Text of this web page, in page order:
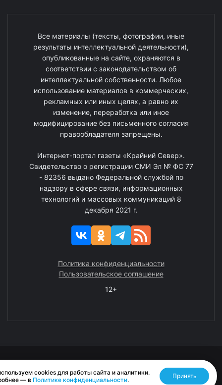
Все материалы (тексты, фотографии, иные
результаты интеллектуальной деятельности),
опубликованные на сайте, охраняются в
соответствии с законодательством об
интеллектуальной собственности. Любое
использование материалов в коммерческих,
рекламных или иных целях, а равно их
изменение, переработка или иное
модифицирование без письменного согласия
правообладателя запрещены.
Интернет-портал газеты «Крайний Север».
Свидетельство о регистрации СМИ Эл № ФС 77
- 82356 выдано Федеральной службой по
надзору в сфере связи, информационных
технологий и массовых коммуникаций 8
декабря 2021 г.
Политика конфиденциальности
Пользовательское соглашение
12+
Разработано RASA
cookies для работы сайта и аналитики.
— в Политике конфиденциальности.
Принять